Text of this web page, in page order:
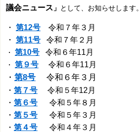
議会ニュース 」 として、お知らせします。
・第12号 令和７年３月
・第11号 令和７年２月
・第10号 令和６年11月
・第９号 令和６年11月
・第8号 令和６年３月
・第７号
令和５年12月
・第６号 令和５年８月
・第５号 令和５年３月
・第４号 令和４年３月